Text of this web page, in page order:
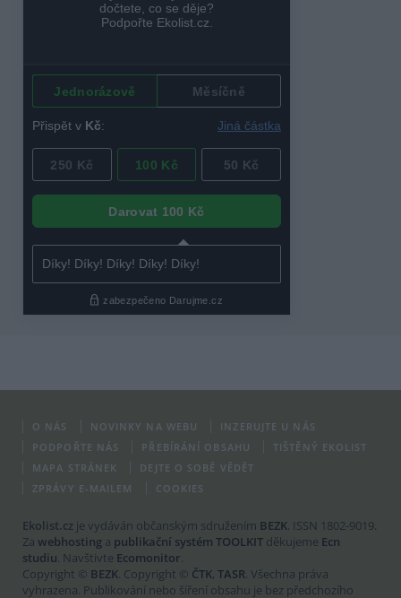
O NÁS NOVINKY NA WEBU
INZERUJTE U NÁS
PODPOŘTE NÁS
PŘEBÍRÁNÍ OBSAHU
TIŠTĚNÝ EKOLIST
MAPA STRÁNEK
DEJTE O SOBĚ VĚDĚT
ZPRÁVY E-MAILEM
COOKIES
Ekolist.cz je vydáván občanským sdružením BEZK. ISSN 1802-9019.
Za webhosting a publikační systém TOOLKIT děkujeme Ecn
studiu. Navštivte Ecomonitor.
Copyright © BEZK. Copyright © ČTK, TASR. Všechna práva
vyhrazena. Publikování nebo šíření obsahu je bez předchozího